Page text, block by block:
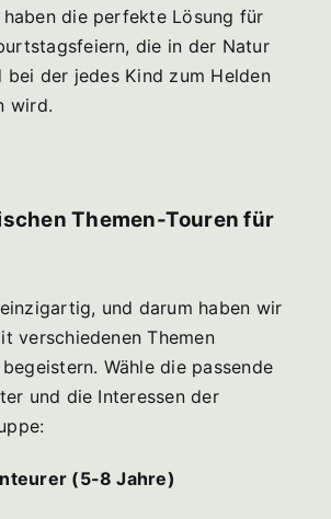
haben die perfekte Lösung für
die in der Natur
der jedes Kind zum Helden
wird.
Themen-Touren für
und darum haben wir
verschiedenen Themen
Wähle die passende
und die Interessen der
(5-8 Jahre)